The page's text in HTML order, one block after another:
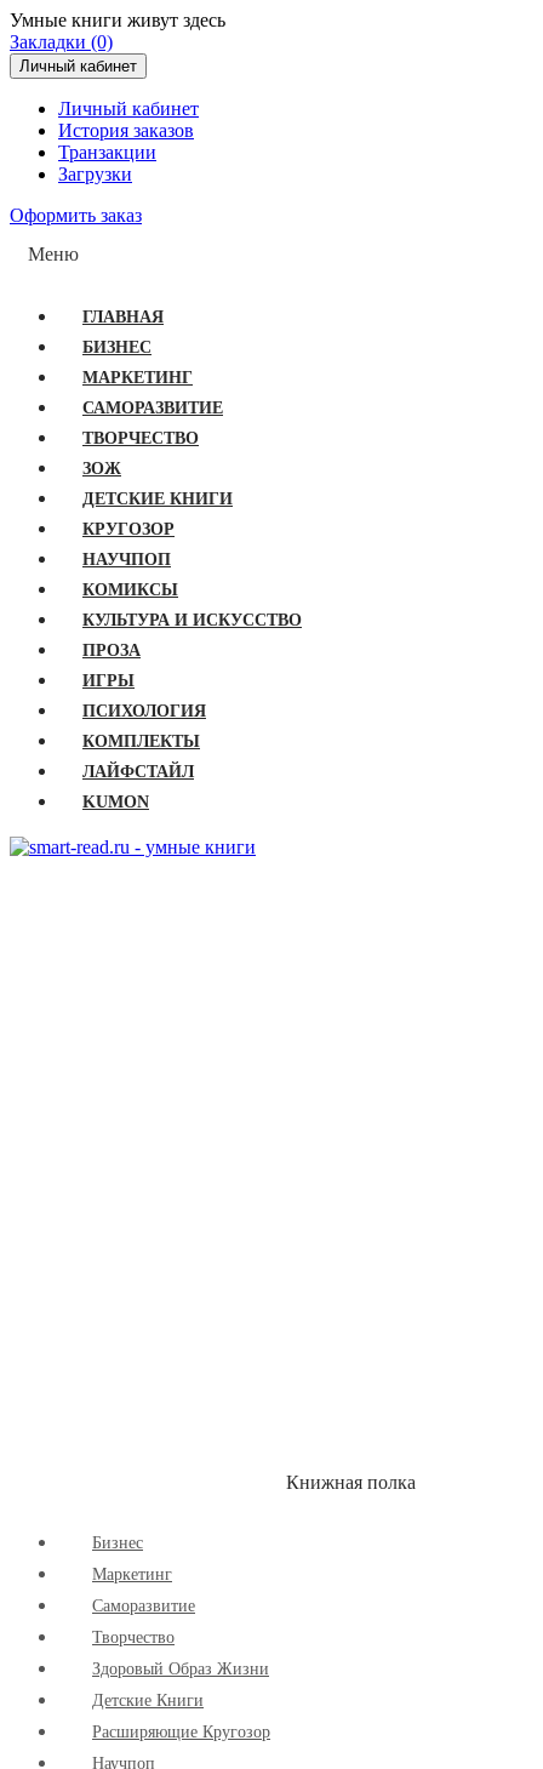
Умные книги живут здесь
Закладки (0)
Личный кабинет
Личный кабинет
История заказов
Транзакции
Загрузки
Оформить заказ
Меню
ГЛАВНАЯ
БИЗНЕС
МАРКЕТИНГ
САМОРАЗВИТИЕ
ТВОРЧЕСТВО
ЗОЖ
ДЕТСКИЕ КНИГИ
КРУГОЗОР
НАУЧПОП
КОМИКСЫ
КУЛЬТУРА И ИСКУССТВО
ПРОЗА
ИГРЫ
ПСИХОЛОГИЯ
КОМПЛЕКТЫ
ЛАЙФСТАЙЛ
KUMON
Книжная полка
Бизнес
Маркетинг
Cаморазвитие
Творчество
Здоровый Образ Жизни
Детские Книги
Расширяющие Кругозор
Научпоп